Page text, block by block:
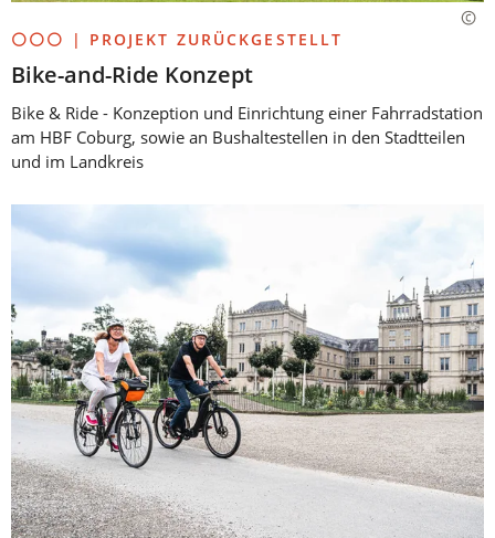
⚪⚪⚪ | PROJEKT ZURÜCKGESTELLT
Bike-and-Ride Konzept
Bike & Ride - Konzeption und Einrichtung einer Fahrradstation
am HBF Coburg, sowie an Bushaltestellen in den Stadtteilen
und im Landkreis